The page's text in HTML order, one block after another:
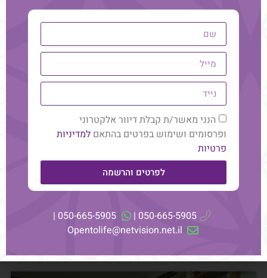
המקצוע שלך? תובנות ממעבדת
הנני מאשר/ת קבלת דיוור אלקטרוני
ופרסומים ושימוש בפרטים בהתאםלמדיניות
פרטיות
לפרטים והרשמה
050-665-5905 |
050-665-5905 |
Opentolife@netvision.net.il